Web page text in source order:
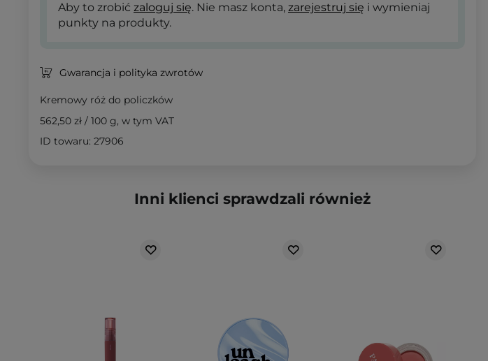
Aby to zrobić zaloguj się. Nie masz konta, zarejestruj się i wymieniaj
punkty na produkty.
Gwarancja i polityka zwrotów
Kremowy róż do policzków
562,50 zł / 100 g, w tym VAT
ID towaru: 27906
Inni klienci sprawdzali również